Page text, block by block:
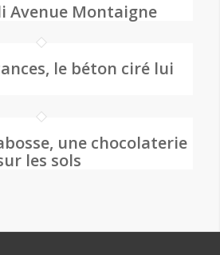
Avenue Montaigne
le béton ciré lui
une chocolaterie
les sols